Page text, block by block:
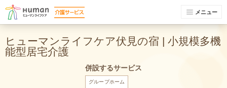
メニュー
ヒューマンライフケア伏見の宿 | 小規模多機
能型居宅介護
併設するサービス
グループホーム